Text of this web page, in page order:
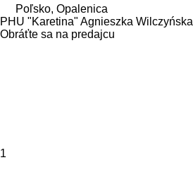
Poľsko, Opalenica
PHU "Karetina" Agnieszka Wilczyńska
Obráťte sa na predajcu
1